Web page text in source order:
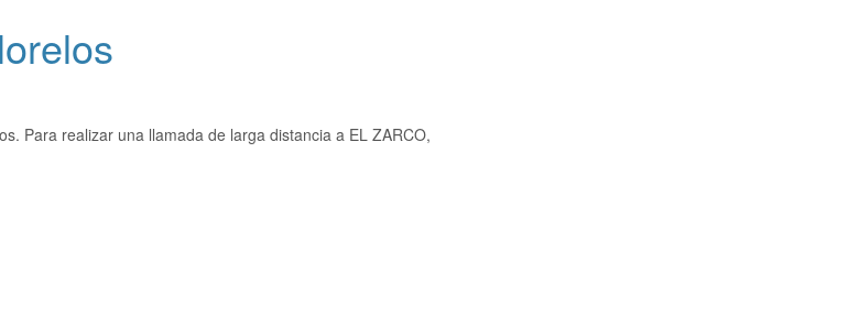
Para realizar una llamada de larga distancia a EL ZARCO,